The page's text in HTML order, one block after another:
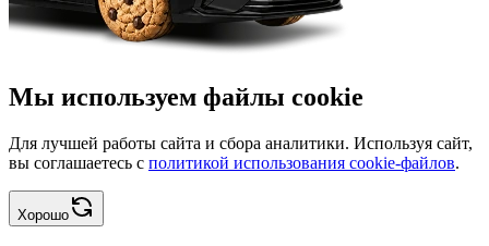
Мы используем файлы cookie
Для лучшей работы сайта и сбора аналитики. Используя сайт,
вы соглашаетесь с политикой использования cookie-файлов.
Хорошо